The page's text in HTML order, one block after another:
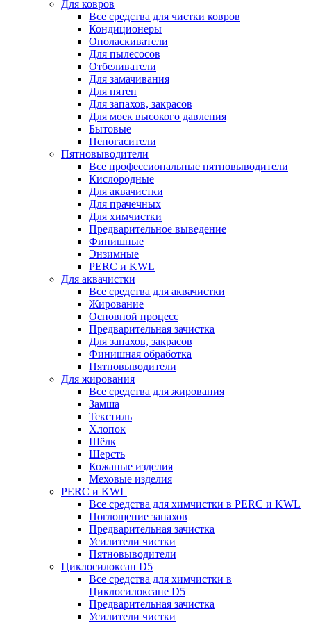
Для ковров
Все средства для чистки ковров
Кондиционеры
Ополаскиватели
Для пылесосов
Отбеливатели
Для замачивания
Для пятен
Для запахов, закрасов
Для моек высокого давления
Бытовые
Пеногасители
Пятновыводители
Все профессиональные пятновыводители
Кислородные
Для аквачистки
Для прачечных
Для химчистки
Предварительное выведение
Финишные
Энзимные
PERC и KWL
Для аквачистки
Все средства для аквачистки
Жирование
Основной процесс
Предварительная зачистка
Для запахов, закрасов
Финишная обработка
Пятновыводители
Для жирования
Все средства для жирования
Замша
Текстиль
Хлопок
Шёлк
Шерсть
Кожаные изделия
Меховые изделия
PERC и KWL
Все средства для химчистки в PERC и KWL
Поглощение запахов
Предварительная зачистка
Усилители чистки
Пятновыводители
Циклосилоксан D5
Все средства для химчистки в
Циклосилоксане D5
Предварительная зачистка
Усилители чистки